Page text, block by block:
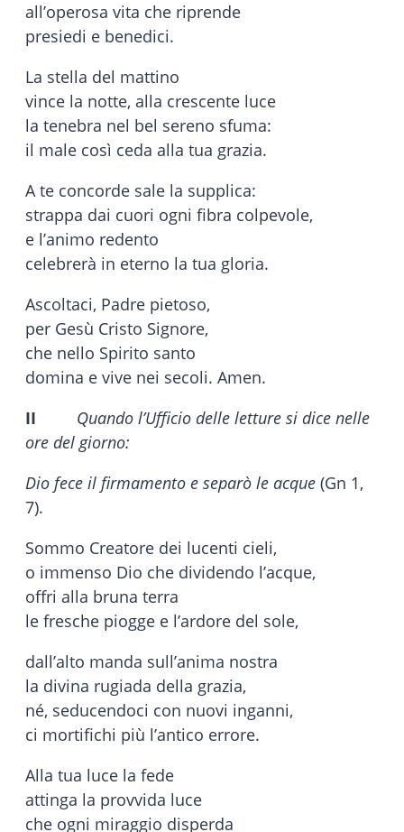
all’operosa vita che riprende
presiedi e benedici.
La stella del mattino
vince la notte, alla crescente luce
la tenebra nel bel sereno sfuma:
il male così ceda alla tua grazia.
A te concorde sale la supplica:
strappa dai cuori ogni fibra colpevole,
e l’animo redento
celebrerà in eterno la tua gloria.
Ascoltaci, Padre pietoso,
per Gesù Cristo Signore,
che nello Spirito santo
domina e vive nei secoli. Amen.
II
Quando l’Ufficio delle letture si dice nelle
ore del giorno:
Dio fece il firmamento e separò le acque (Gn 1,
7).
Sommo Creatore dei lucenti cieli,
o immenso Dio che dividendo l’acque,
offri alla bruna terra
le fresche piogge e l’ardore del sole,
dall’alto manda sull’anima nostra
la divina rugiada della grazia,
né, seducendoci con nuovi inganni,
ci mortifichi più l’antico errore.
Alla tua luce la fede
attinga la provvida luce
che ogni miraggio disperda